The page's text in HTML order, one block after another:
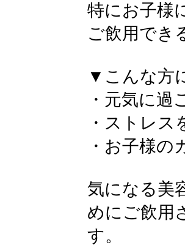
特にお子様
ご飲用でき
▼こんな方
・元気に過
・ストレス
・お子様の
気になる美
めにご飲用
す。